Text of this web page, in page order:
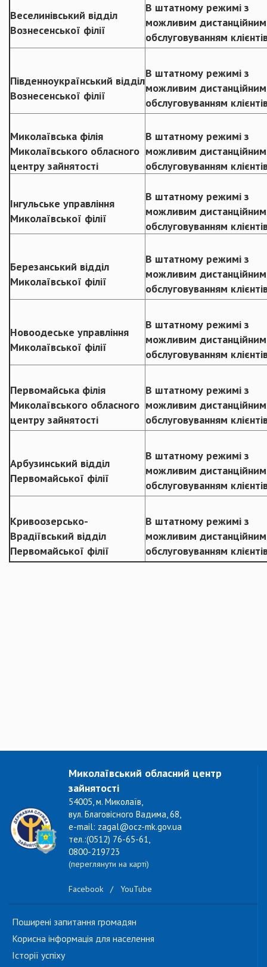
Веселинівський відділ
Вознесенської філії
В штатному режимі з
можливим дистанційним
обслуговуванням
Південноукраїнський відділ
Вознесенської філії
В штатному режимі з
можливим дистанційним
обслуговуванням
Миколаївська філія
Миколаївського обласного
центру зайнятості
В штатному режимі з
можливим дистанційним
обслуговуванням
Інгульське управління
Миколаївської філії
В штатному режимі з
можливим дистанційним
обслуговуванням
Березанський відділ
Миколаївської філії
В штатному режимі з
можливим дистанційним
обслуговуванням
Новоодеське управління
Миколаївської філії
В штатному режимі з
можливим дистанційним
обслуговуванням
Первомайська філія
Миколаївського обласного
центру зайнятості
В штатному режимі з
можливим дистанційним
обслуговуванням
Арбузинський відділ
Первомайської філії
В штатному режимі з
можливим дистанційним
обслуговуванням
Кривоозерсько-
Врадіївський відділ
Первомайської філії
В штатному режимі з
можливим дистанційним
обслуговуванням
Миколаївський обласний центр
зайнятості
54005, м. Миколаїв,
вул. Благовісного Вадима, 68,
e-mail: zagal@ocz-mk.gov.ua
тел.:(0512) 76-65-61,
0800-219723
(переглянути на карті)
Facebook / YouTube
Поширені запитання громадян
Корисна інформація для населення
Історії успіху